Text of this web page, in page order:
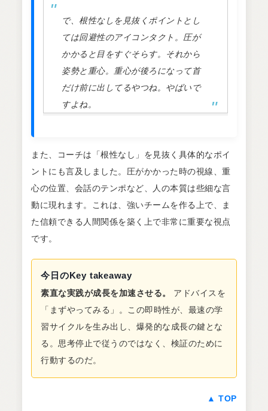
で、根性なしを見抜くポイントとし
ては回避性のアイコンタクト。圧が
かかると目をすぐそらす。それから
姿勢と重心。重心が後ろになって首
だけ前に出してるやつね。やばいで
すよね。
また、コーチは「根性なし」を見抜く具体的なポイ
ントにも言及しました。圧がかかった時の視線、重
心の位置、会話のテンポなど、人の本質は些細な言
動に現れます。これは、強いチームを作る上で、ま
た信頼できる人間関係を築く上で非常に重要な視点
です。
今日のKey takeaway
素直な実践が成長を加速させる。
アドバイスを
「まずやってみる」。この即時性が、最速の学
習サイクルを生み出し、爆発的な成長の鍵とな
る。思考停止で従うのではなく、検証のために
行動するのだ。
▲ TOP